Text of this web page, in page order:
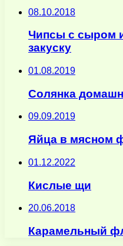
08.10.2018
Чипсы с сыром
закуску
01.08.2019
Солянка
09.09.2019
Яйца в мясном
01.12.2022
Кислые щи
20.06.2018
Карамельный